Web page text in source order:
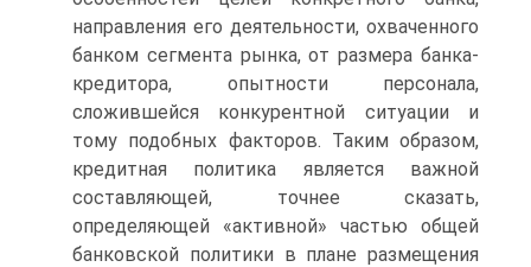
направления его деятельности, охваченного
банком сегмента рынка, от размера банка-
кредитора, опытности персонала,
сложившейся конкурентной ситуации и
тому подобных факторов. Таким образом,
кредитная политика является важной
составляющей, точнее сказать,
определяющей «активной» частью общей
банковской политики в плане размещения